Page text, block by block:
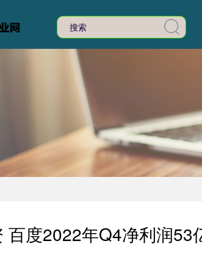
百度2022年Q4净利润53